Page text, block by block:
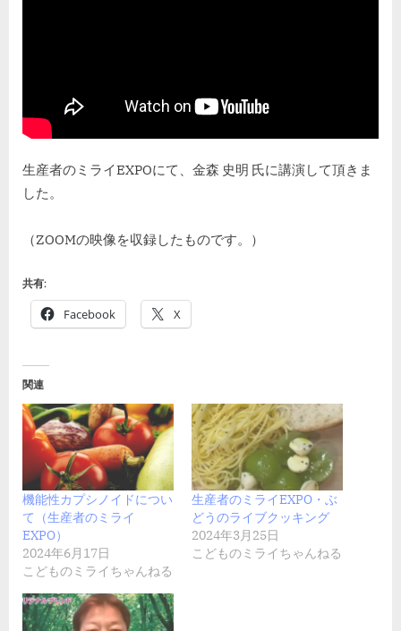
演
「な
僕
は
菜
培
す
る
へ
の
生産者のミライEXPOにて、金森 史明 氏に講演して頂きま
した。
（ZOOMの映像を収録したものです。）
共有:
Facebook X
関連
機能性カプシノイドについ
て（生産者のミライ
EXPO）
2024年6月17日
こどものミライちゃんねる
生産者のミライEXPO・ぶ
どうのライブクッキング
2024年3月25日
こどものミライちゃんねる